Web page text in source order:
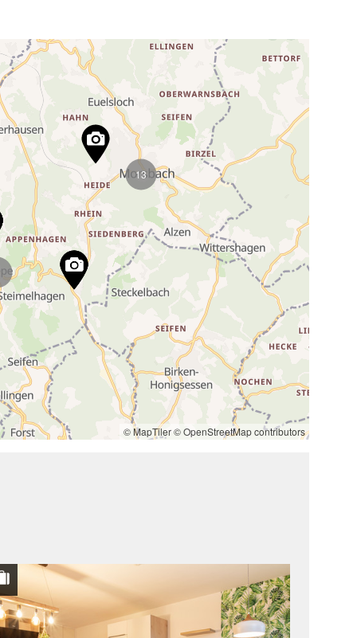
13
© MapTiler© OpenStreetMap contributors